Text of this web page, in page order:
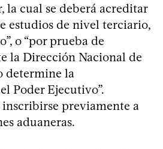
la cual se deberá acreditar
estudios de nivel terciario,
o “por prueba de
la Dirección Nacional de
determine la
Poder Ejecutivo”.
inscribirse previamente a
aduaneras.